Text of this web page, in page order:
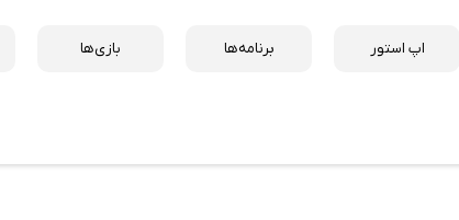
اپ استور برنامه‌ها بازی‌ها